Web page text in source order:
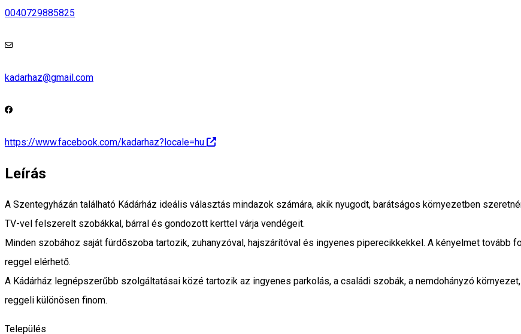
0040729885825
kadarhaz@gmail.com
https://www.facebook.com/kadarhaz?locale=hu
Leírás
A Szentegyházán található Kádárház ideális választás mindazok számára, akik nyugodt, barátságos környezetben
TV-vel felszerelt szobákkal, bárral és gondozott kerttel várja vendégeit.
Minden szobához saját fürdőszoba tartozik, zuhanyzóval, hajszárítóval és ingyenes piperecikkekkel. A kényelmet tovább
reggel elérhető.
A Kádárház legnépszerűbb szolgáltatásai közé tartozik az ingyenes parkolás, a családi szobák, a nemdohányzó
reggeli különösen finom.
Település